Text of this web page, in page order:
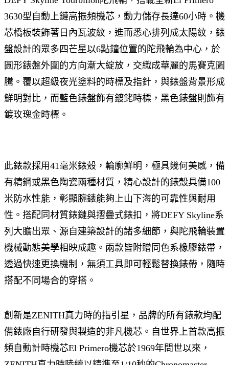
3630型自動上鏈高振頻機芯，動力儲存長達60小時。機
芯橋板裝飾著日內瓦波紋，進而悉心排列成太陽紋，錶
盤設計的眾多四芒星以6點鐘位置的陀飛輪為中心，於
圓形錶盤外圍的方向漸大綻放，交織成華麗的馬賽克圖
騰。覆以超級夜光塗料的時標及指針，與錶盤背景形成
鮮明對比，而藍色錶盤飾有鍍銠時標，黑色錶盤則飾有
鍍玫瑰金時標。
此錶款採用41毫米錶殼，輪廓鮮明，極具幾何美感，備
有精鋼或黑色陶瓷兩種材質，精心設計的錶殼具備100
米防水性能，彰顯腕錶能夠上山下海的可靠性與耐用
性。搭配同材質錶鏈與摺疊式錶扣，將DEFY Skyline系
列大膽出眾、源自建築設計的諸多細節，與陀飛輪裝置
機械動態美學相映成趣。兩款皆附贈同色系橡膠錶帶，
透過快速更換機制，無須工具即可輕鬆替換錶帶，隨時
搭配不同場合的穿搭。
創新是ZENITH真力時的指引星，品牌的所有錶款均配
備錶廠自行研發與製造的非凡機芯。自世界上首款高振
頻自動計時機芯El Primero機芯於1969年問世以來，